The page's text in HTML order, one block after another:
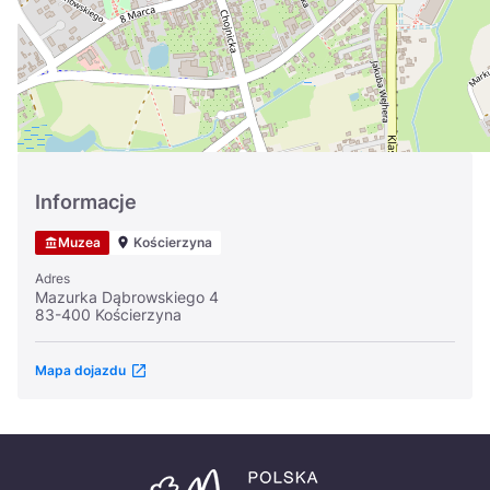
Informacje
Muzea Kościerzyna
Adres
Mazurka Dąbrowskiego 4
83-400 Kościerzyna
Mapa dojazdu